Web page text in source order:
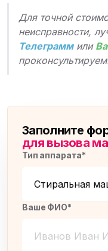
Для точной
неисправности,
Телеграмм или
Заполните
для вызова
Тип аппарата*
Ваше ФИО*